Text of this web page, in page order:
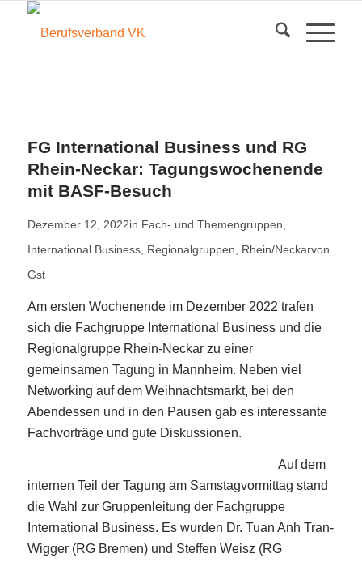
FG International Business und RG
Rhein-Neckar: Tagungswochenende
mit BASF-Besuch
Dezember 12, 2022in Fach- und Themengruppen
International Business, Regionalgruppen Rhein/Neckarvon
Gst
Am ersten Wochenende im Dezember 2022 trafen
sich die Fachgruppe International Business und die
Regionalgruppe Rhein-Neckar zu einer
gemeinsamen Tagung in Mannheim. Neben viel
Networking auf dem Weihnachtsmarkt, bei den
Abendessen und in den Pausen gab es interessante
Fachvorträge und gute Diskussionen.
Auf dem
internen Teil der Tagung am Samstagvormittag stand
die Wahl zur Gruppenleitung der Fachgruppe
International Business. Es wurden Dr. Tuan Anh Tran-
Wigger (RG Bremen) und Steffen Weisz (RG